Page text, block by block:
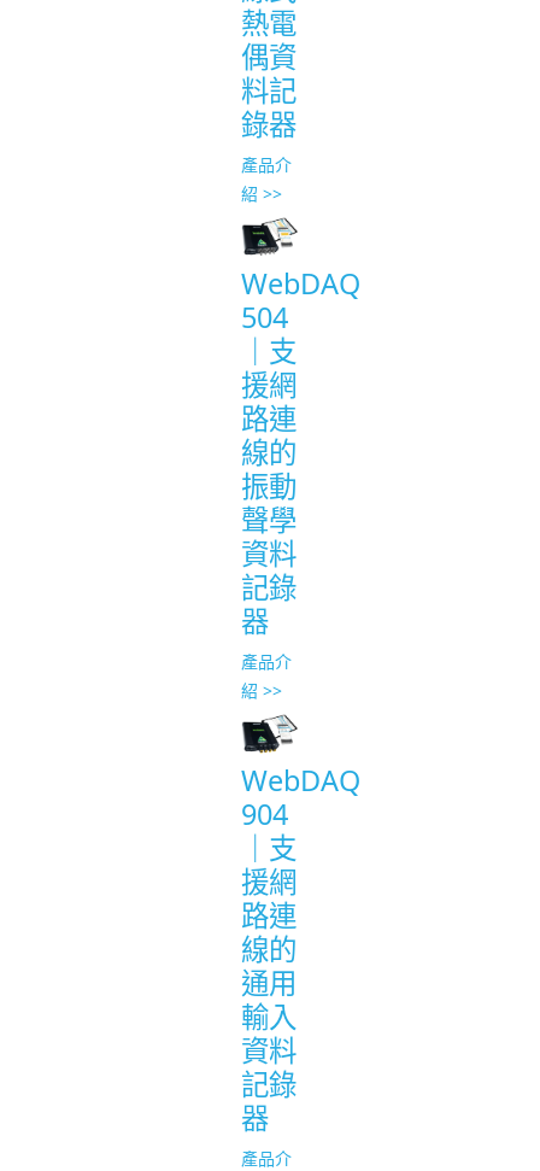
熱電
偶資
料記
錄器
產品介
紹 >>
WebDAQ
504
｜支
援網
路連
線的
振動
聲學
資料
記錄
器
產品介
紹 >>
WebDAQ
904
｜支
援網
路連
線的
通用
輸入
資料
記錄
器
產品介